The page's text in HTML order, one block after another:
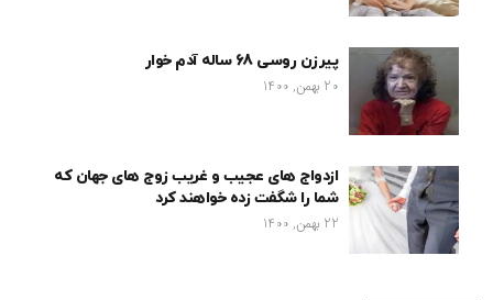
پیرزن روسی 68 ساله آدم خوار
20 بهمن, 1400
ازدواج های عجیب و غریب زوج های جهان که
شما را شگفت زده خواهند کرد
22 بهمن, 1400